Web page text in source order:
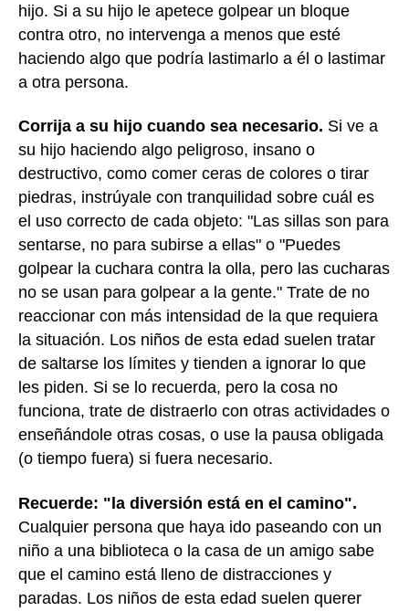
hijo. Si a su hijo le apetece golpear un bloque
contra otro, no intervenga a menos que esté
haciendo algo que podría lastimarlo a él o lastimar
a otra persona.
Corrija a su hijo cuando sea necesario. Si ve a
su hijo haciendo algo peligroso, insano o
destructivo, como comer ceras de colores o tirar
piedras, instrúyale con tranquilidad sobre cuál es
el uso correcto de cada objeto: "Las sillas son para
sentarse, no para subirse a ellas" o "Puedes
golpear la cuchara contra la olla, pero las cucharas
no se usan para golpear a la gente." Trate de no
reaccionar con más intensidad de la que requiera
la situación. Los niños de esta edad suelen tratar
de saltarse los límites y tienden a ignorar lo que
les piden. Si se lo recuerda, pero la cosa no
funciona, trate de distraerlo con otras actividades o
enseñándole otras cosas, o use la pausa obligada
(o tiempo fuera) si fuera necesario.
Recuerde: "la diversión está en el camino".
Cualquier persona que haya ido paseando con un
niño a una biblioteca o la casa de un amigo sabe
que el camino está lleno de distracciones y
paradas. Los niños de esta edad suelen querer